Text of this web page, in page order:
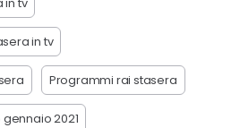
in tv
in tv
Programmi rai stasera
2021